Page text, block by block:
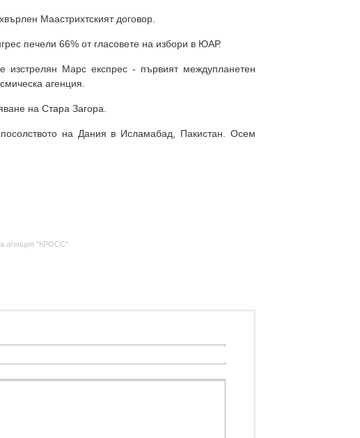
Маастрихтският договор.
печели 66% от гласовете на избори в ЮАР.
изстрелян Марс експрес - първият междупланетен
агенция.
на Стара Загора.
на Дания в Исламабад, Пакистан. Осем
агенция "КРОСС"